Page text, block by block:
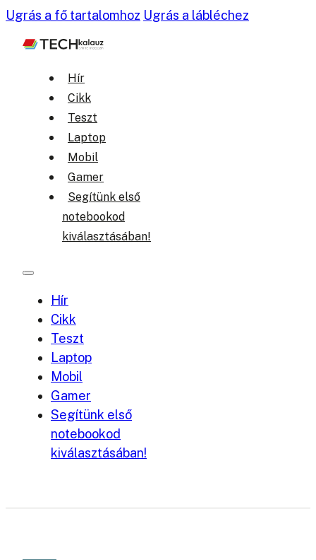
Ugrás a fő tartalomhoz Ugrás a lábléchez
Hír
Cikk
Teszt
Laptop
Mobil
Gamer
Segítünk első
notebookod
kiválasztásában!
Hír
Cikk
Teszt
Laptop
Mobil
Gamer
Segítünk első
notebookod
kiválasztásában!